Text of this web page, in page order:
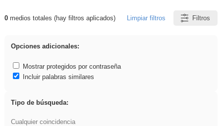
Resultados de: Arquitectura
0medios totales (hay filtros aplicados) Limpiar filtros Filtros
Opciones adicionales:
Mostrar protegidos por contraseña
Incluir palabras similares
Tipo de búsqueda:
Cualquier coincidencia